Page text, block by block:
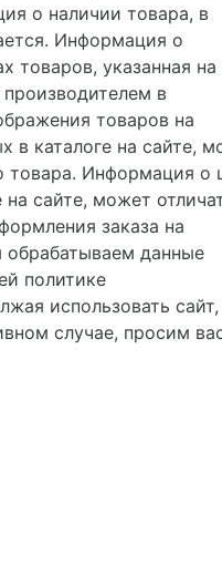
о наличии товара, в
Информация о
товаров, указанная на
в
товаров на
в каталоге на сайте,
товара. Информация о
на сайте, может
заказа на
данные
политике
использовать
случае, просим